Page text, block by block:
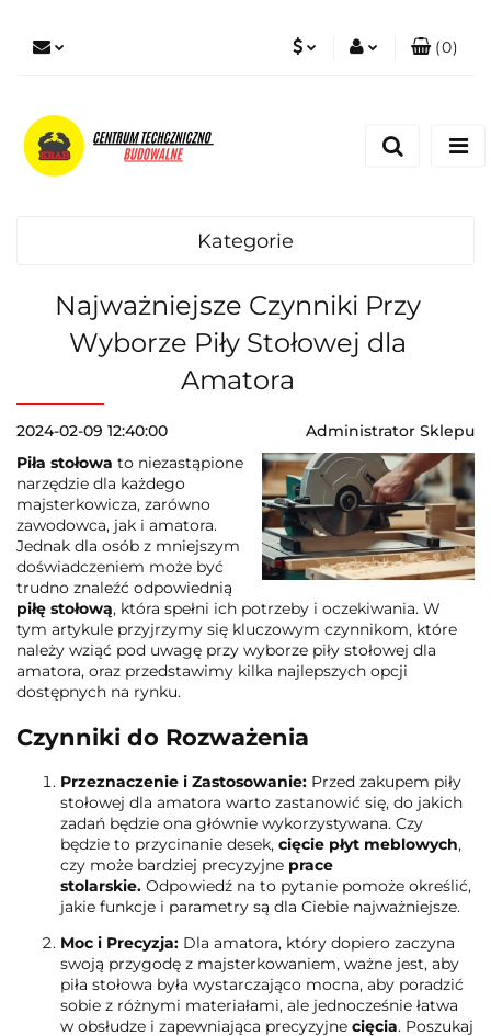
(0)
Kategorie
Najważniejsze Czynniki Przy
Wyborze Piły Stołowej dla
Amatora
2024-02-09 12:40:00
Administrator Sklepu
Piła stołowa to niezastąpione
narzędzie dla każdego
majsterkowicza, zarówno
zawodowca, jak i amatora.
Jednak dla osób z mniejszym
doświadczeniem może być
trudno znaleźć odpowiednią
piłę stołową, która spełni ich potrzeby i oczekiwania. W
tym artykule przyjrzymy się kluczowym czynnikom, które
należy wziąć pod uwagę przy wyborze piły stołowej dla
amatora, oraz przedstawimy kilka najlepszych opcji
dostępnych na rynku.
Czynniki do Rozważenia
Przeznaczenie i Zastosowanie: Przed zakupem piły
stołowej dla amatora warto zastanowić się, do jakich
zadań będzie ona głównie wykorzystywana. Czy
będzie to przycinanie desek, cięcie płyt meblowych,
czy może bardziej precyzyjne prace
stolarskie. Odpowiedź na to pytanie pomoże określić,
jakie funkcje i parametry są dla Ciebie najważniejsze.
Moc i Precyzja: Dla amatora, który dopiero zaczyna
swoją przygodę z majsterkowaniem, ważne jest, aby
piła stołowa była wystarczająco mocna, aby poradzić
sobie z różnymi materiałami, ale jednocześnie łatwa
w obsłudze i zapewniająca precyzyjne cięcia. Poszukaj